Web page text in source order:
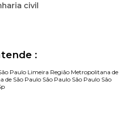
civil
:
Paulo Limeira Região Metropolitana de
de São Paulo São Paulo São Paulo São